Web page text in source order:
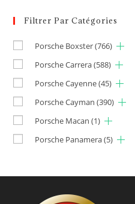
Filtrer Par Catégories
Porsche Boxster(766)
Porsche Carrera(588)
Porsche Cayenne(45)
Porsche Cayman (390)
Porsche Macan (1)
Porsche Panamera(5)